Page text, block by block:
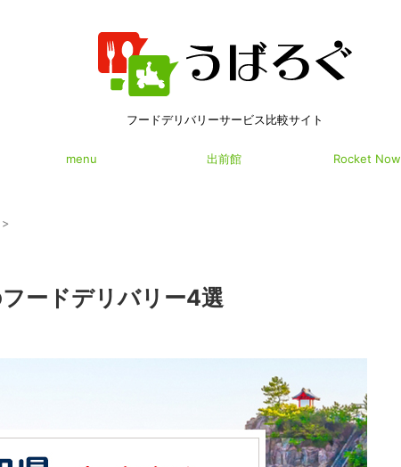
フードデリバリーサービス比較サイト
menu 出前館 Rocket Now
>
ードデリバリー4選